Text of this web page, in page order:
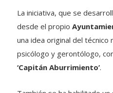
La iniciativa, que se
desde el propio
una idea original del técnico
psicólogo y gerontólogo,
‘Capitán Aburrimiento’.